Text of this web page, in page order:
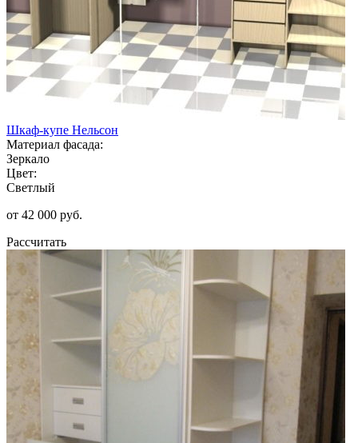
Шкаф-купе Нельсон
Материал фасада:
Зеркало
Цвет:
Светлый
от 42 000 руб.
Рассчитать